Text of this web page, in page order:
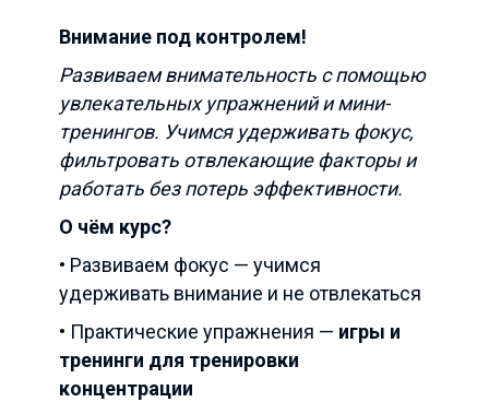
Внимание под контролем!
Развиваем внимательность с помощью
увлекательных упражнений и мини-
тренингов. Учимся удерживать фокус,
фильтровать отвлекающие факторы и
работать без потерь эффективности.
О чём курс?
• Развиваем фокус — учимся
удерживать внимание и не отвлекаться
• Практические упражнения — игры и
тренинги для тренировки
концентрации